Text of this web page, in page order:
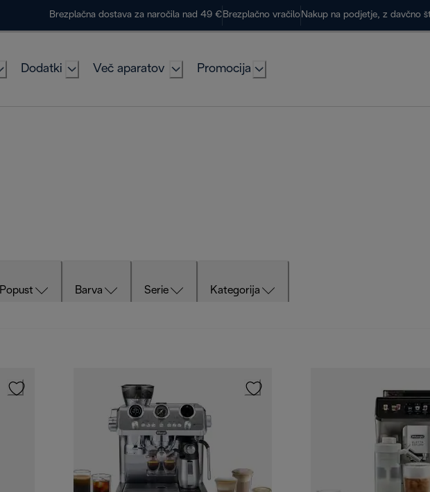
Brezplačna dostava za naročila nad 49 € Brezplačno vračilo Nakup na podjetje, z davčno
Dodatki Več aparatov Promocija
Popust Barva Serie Kategorija